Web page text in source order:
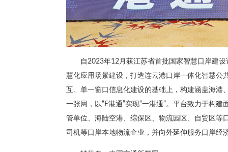
自2023年12月获江苏省首批国家智慧口岸建
慧化应用场景建设，打造连云港口岸一体化智慧公
互、单一窗口信息化建设的基础上，构建涵盖海港
一张网，以“E港通”实现“一港通”。平台致力于构
管单位、海陆空港、综保区、物流园区、自贸区等
司机等口岸本地物流企业，并向外延伸服务口岸经